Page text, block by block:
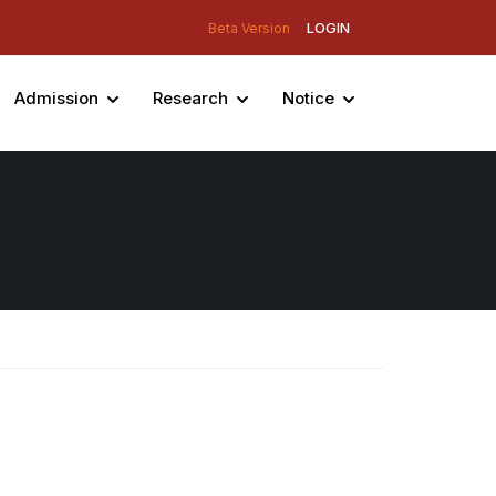
Beta Version LOGIN
Admission Research Notice